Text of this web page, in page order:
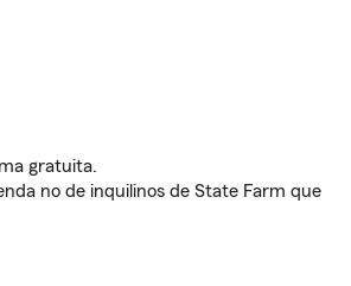
gratuita.
no de inquilinos de State Farm que